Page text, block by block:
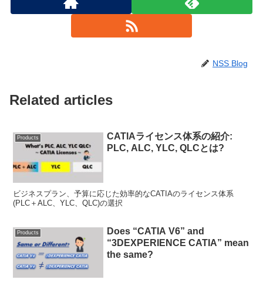
NSS Blog
Related articles
Products
CATIAライセンス体系の紹介:
PLC, ALC, YLC, QLCとは?
ビジネスプラン、予算に応じた効率的なCATIAのライセンス体系
(PLC＋ALC、YLC、QLC)の選択
Products
Does “CATIA V6” and
“3DEXPERIENCE CATIA” mean
the same?